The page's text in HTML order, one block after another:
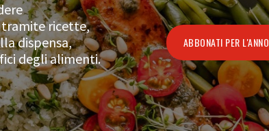
tramite ricette,
dispensa,
degli alimenti.
ABBONATI PER L'ANNO